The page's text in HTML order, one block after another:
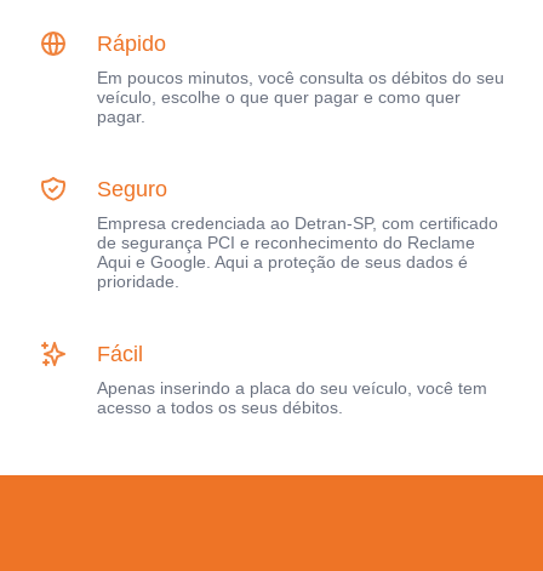
Rápido
Em poucos minutos, você consulta os débitos do seu
veículo, escolhe o que quer pagar e como quer
pagar.
Seguro
Empresa credenciada ao Detran-SP, com certificado
de segurança PCI e reconhecimento do Reclame
Aqui e Google. Aqui a proteção de seus dados é
prioridade.
Fácil
Apenas inserindo a placa do seu veículo, você tem
acesso a todos os seus débitos.